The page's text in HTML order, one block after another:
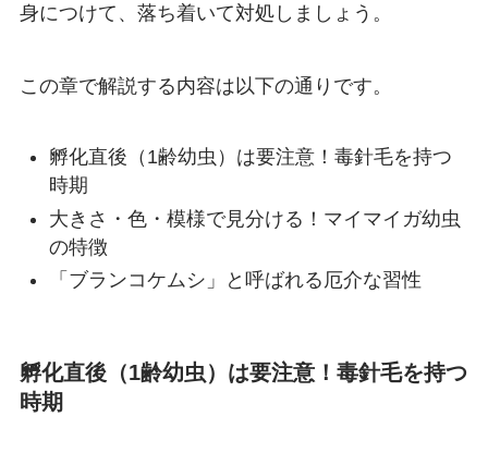
身につけて、落ち着いて対処しましょう。
この章で解説する内容は以下の通りです。
孵化直後（1齢幼虫）は要注意！毒針毛を持つ
時期
大きさ・色・模様で見分ける！マイマイガ幼虫
の特徴
「ブランコケムシ」と呼ばれる厄介な習性
孵化直後（1齢幼虫）は要注意！毒針毛を持つ
時期